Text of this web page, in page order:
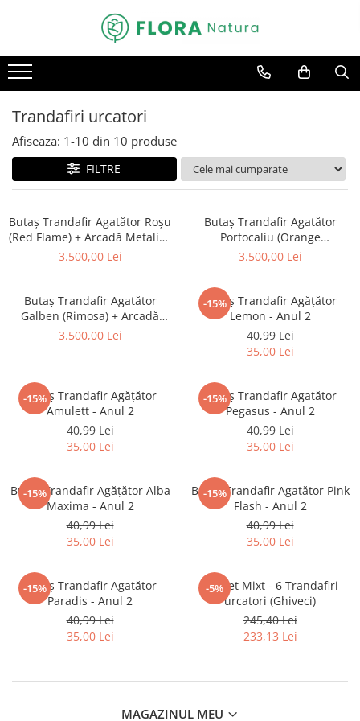
Mar
Prun
Smochin
Abies
Picea
Pin
Catina
Zmeura
Bulbi de Crini
Trandafiri copac
Trandafiri urcatori
De masa
Trandafiri urcatori
Afiseaza: 1-10 din 10 produse
FILTRE
Butaș Trandafir Agatător Roșu
(Red Flame) + Arcadă Metalică
- Anul 2
3.500,00 Lei
Butaș Trandafir Agatător
Portocaliu (Orange
Meillandina) + Arcadă
3.500,00 Lei
Butaș Trandafir Agatător
Galben (Rimosa) + Arcadă
Metalică - Anul 2
3.500,00 Lei
-15%
Butaș Trandafir Agățător
Lemon - Anul 2
40,99 Lei
35,00 Lei
-15%
Butaș Trandafir Agățător
Amulett - Anul 2
40,99 Lei
35,00 Lei
-15%
Butaș Trandafir Agatător
Pegasus - Anul 2
40,99 Lei
35,00 Lei
-15%
Butaș Trandafir Agățător Alba
Maxima - Anul 2
40,99 Lei
35,00 Lei
-15%
Butaș Trandafir Agatător Pink
Flash - Anul 2
40,99 Lei
35,00 Lei
-15%
Butaș Trandafir Agatător
Paradis - Anul 2
40,99 Lei
35,00 Lei
-5%
Pachet Mixt - 6 Trandafiri
urcatori (Ghiveci)
245,40 Lei
233,13 Lei
MAGAZINUL MEU